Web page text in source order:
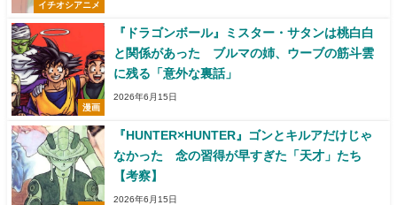
イチオシアニメ
漫画
『ドラゴンボール』ミスター・サタンは桃白白
と関係があった ブルマの姉、ウーブの筋斗雲
に残る「意外な裏話」
2026年6月15日
『HUNTER×HUNTER』ゴンとキルアだけじゃ
なかった 念の習得が早すぎた「天才」たち
【考察】
2026年6月15日